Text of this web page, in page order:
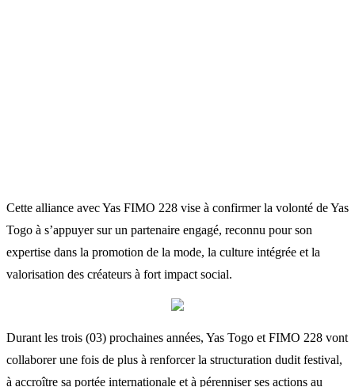
Cette alliance avec Yas FIMO 228 vise à confirmer la volonté de Yas
Togo à s’appuyer sur un partenaire engagé, reconnu pour son
expertise dans la promotion de la mode, la culture intégrée et la
valorisation des créateurs à fort impact social.
Durant les trois (03) prochaines années, Yas Togo et FIMO 228 vont
collaborer une fois de plus à renforcer la structuration dudit festival,
à accroître sa portée internationale et à pérenniser ses actions au